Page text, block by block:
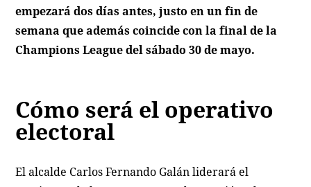
empezará dos días antes, justo en un fin de
semana que además coincide con la final de la
Champions League del sábado 30 de mayo.
Cómo será el operativo
electoral
El alcalde Carlos Fernando Galán liderará el